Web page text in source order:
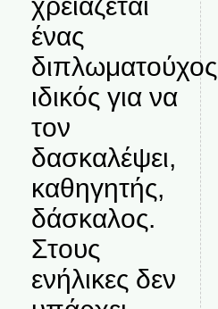
ένας
διπλωματούχος
ιδικός για να
τον
δασκαλέψει,
καθηγητής,
δάσκαλος.
Στους
ενήλικες δεν